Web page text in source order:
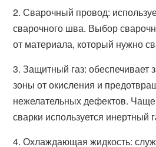
2. Сварочный провод:
сварочного шва. Выбор
от материала, который нужно
3. Защитный газ: обеспечивает
зоны от окисления и
нежелательных дефектов.
сварки используется инертный
4. Охлаждающая жидкость: